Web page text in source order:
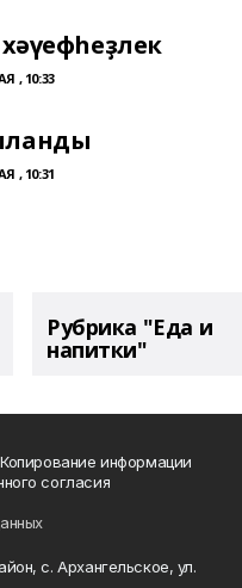
, 10:33
, 10:31
Рубрика "Еда и
напитки"
информации
согласия
с. Архангельское, ул.